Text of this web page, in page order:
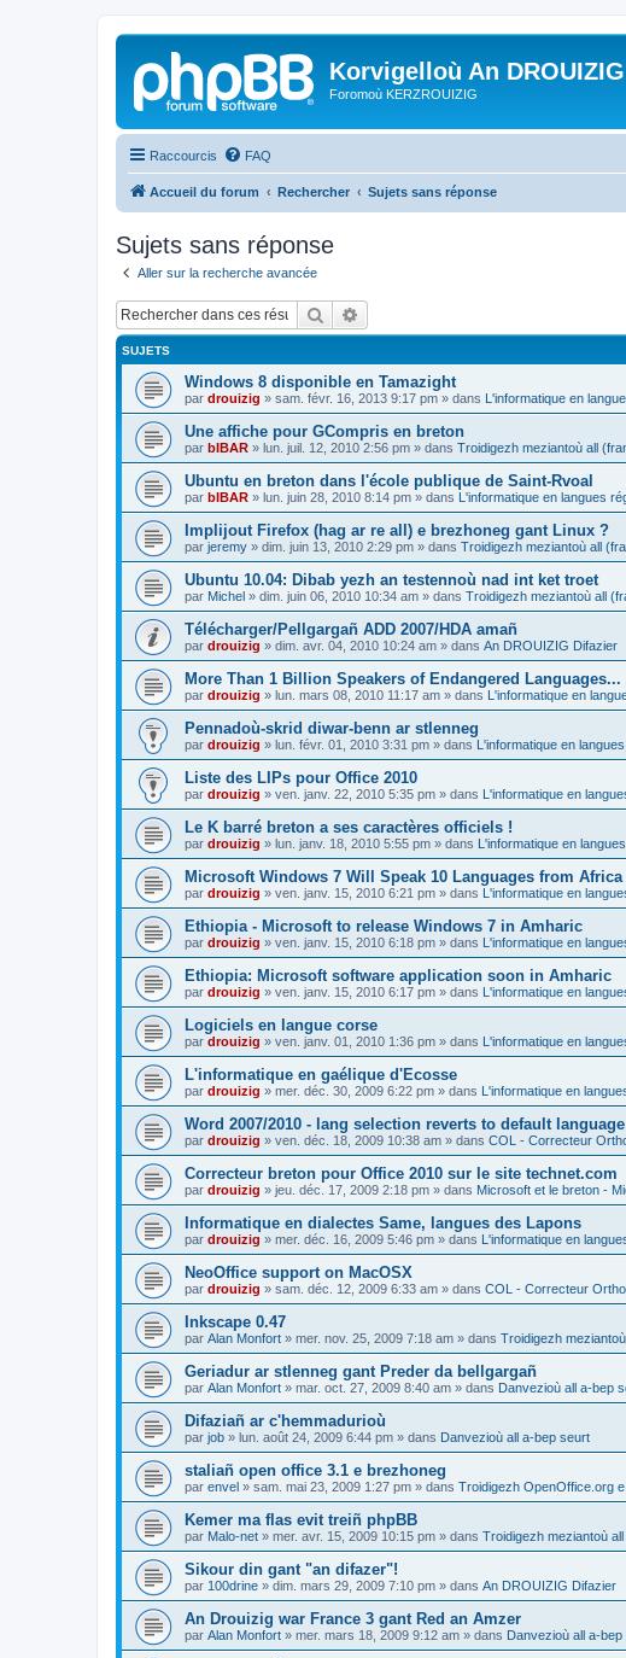
Korvigelloù An DROUIZIG
Foromoù KERZROUIZIG
Raccourcis FAQ
Accueil du forum Rechercher Sujets sans réponse
Sujets sans réponse
Aller sur la recherche avancée
Rechercher
SUJETS
Windows 8 disponible en Tamazight
par drouizig » sam. févr. 16, 2013 9:17 pm » dans L'informatique en
Une affiche pour GCompris en breton
par bIBAR » lun. juil. 12, 2010 2:56 pm » dans Troidigezh meziantoù all
Ubuntu en breton dans l'école publique de Saint-Rvoal
par bIBAR » lun. juin 28, 2010 8:14 pm » dans L'informatique en langues
Implijout Firefox (hag ar re all) e brezhoneg gant Linux ?
par jeremy » dim. juin 13, 2010 2:29 pm » dans Troidigezh meziantoù all
Ubuntu 10.04: Dibab yezh an testennoù nad int ket troet
par Michel » dim. juin 06, 2010 10:34 am » dans Troidigezh meziantoù all
Télécharger/Pellgargañ ADD 2007/HDA amañ
par drouizig » dim. avr. 04, 2010 10:24 am » dans An DROUIZIG Difazier
More Than 1 Billion Speakers of Endangered Languages...
par drouizig » lun. mars 08, 2010 11:17 am » dans L'informatique en
Pennadoù-skrid diwar-benn ar stlenneg
par drouizig » lun. févr. 01, 2010 3:31 pm » dans L'informatique en
Liste des LIPs pour Office 2010
par drouizig » ven. janv. 22, 2010 5:35 pm » dans L'informatique en
Le K barré breton a ses caractères officiels !
par drouizig » lun. janv. 18, 2010 5:55 pm » dans L'informatique en
Microsoft Windows 7 Will Speak 10 Languages from Africa
par drouizig » ven. janv. 15, 2010 6:21 pm » dans L'informatique en
Ethiopia - Microsoft to release Windows 7 in Amharic
par drouizig » ven. janv. 15, 2010 6:18 pm » dans L'informatique en
Ethiopia: Microsoft software application soon in Amharic
par drouizig » ven. janv. 15, 2010 6:17 pm » dans L'informatique en
Logiciels en langue corse
par drouizig » ven. janv. 01, 2010 1:36 pm » dans L'informatique en
L'informatique en gaélique d'Ecosse
par drouizig » mer. déc. 30, 2009 6:22 pm » dans L'informatique en
Word 2007/2010 - lang selection reverts to default language
par drouizig » ven. déc. 18, 2009 10:38 am » dans COL - Correcteur
Correcteur breton pour Office 2010 sur le site technet.com
par drouizig » jeu. déc. 17, 2009 2:18 pm » dans Microsoft et le breton -
Informatique en dialectes Same, langues des Lapons
par drouizig » mer. déc. 16, 2009 5:46 pm » dans L'informatique en
NeoOffice support on MacOSX
par drouizig » sam. déc. 12, 2009 6:33 am » dans COL - Correcteur
Inkscape 0.47
par Alan Monfort » mer. nov. 25, 2009 7:18 am » dans Troidigezh
Geriadur ar stlenneg gant Preder da bellgargañ
par Alan Monfort » mar. oct. 27, 2009 8:40 am » dans Danvezioù all a-bep
Difaziañ ar c'hemmadurioù
par job » lun. août 24, 2009 6:44 pm » dans Danvezioù all a-bep seurt
staliañ open office 3.1 e brezhoneg
par envel » sam. mai 23, 2009 1:27 pm » dans Troidigezh OpenOffice.org
Kemer ma flas evit treiñ phpBB
par Malo-net » mer. avr. 15, 2009 10:15 pm » dans Troidigezh meziantoù
Sikour din gant "an difazer"!
par 100drine » dim. mars 29, 2009 7:10 pm » dans An DROUIZIG Difazier
An Drouizig war France 3 gant Red an Amzer
par Alan Monfort » mer. mars 18, 2009 9:12 am » dans Danvezioù all a-bep